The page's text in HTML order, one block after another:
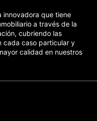
innovadora que tiene
a través de la
cubriendo las
cada caso particular y
calidad en nuestros